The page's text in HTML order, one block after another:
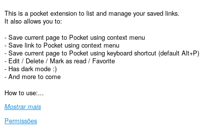
This is a pocket extension to list and manage your saved links.
It also allows you to:
- Save current page to Pocket using context menu
- Save link to Pocket using context menu
- Save current page to Pocket using keyboard shortcut (default Alt+P)
- Edit / Delete / Mark as read / Favorite
- Has dark mode :)
- And more to come
How to use:...
Mostrar mais
Permissões